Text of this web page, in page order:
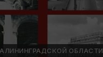
ОБЛАСТИ